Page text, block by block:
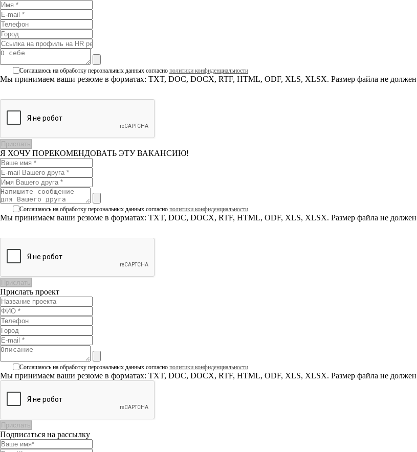
Соглашаюсь на обработку персональных данных согласно политики конфиденциальности
Мы принимаем ваши резюме в форматах: TXT, DOC, DOCX, RTF, HTML, ODF, XLS, XLSX. Размер файла не должен
Я ХОЧУ ПОРЕКОМЕНДОВАТЬ ЭТУ ВАКАНСИЮ!
Соглашаюсь на обработку персональных данных согласно политики конфиденциальности
Мы принимаем ваши резюме в форматах: TXT, DOC, DOCX, RTF, HTML, ODF, XLS, XLSX. Размер файла не должен
Прислать проект
Соглашаюсь на обработку персональных данных согласно политики конфиденциальности
Мы принимаем ваши резюме в форматах: TXT, DOC, DOCX, RTF, HTML, ODF, XLS, XLSX. Размер файла не должен
Подписаться на рассылку